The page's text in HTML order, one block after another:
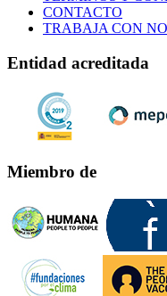
CONTACTO
TRABAJA CON
Entidad acreditada
Miembro de